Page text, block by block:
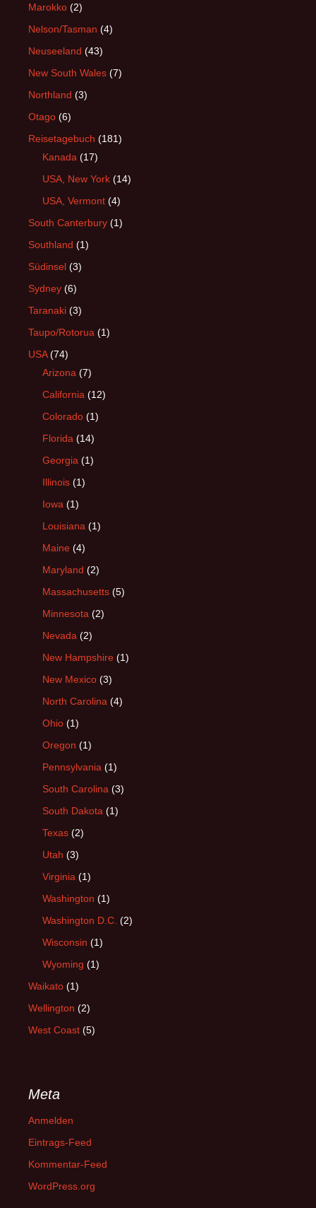
Marokko (2)
Nelson/Tasman (4)
Neuseeland (43)
New South Wales (7)
Northland (3)
Otago (6)
Reisetagebuch (181)
Kanada (17)
USA, New York (14)
USA, Vermont (4)
South Canterbury (1)
Southland (1)
Südinsel (3)
Sydney (6)
Taranaki (3)
Taupo/Rotorua (1)
USA(74)
Arizona (7)
California (12)
Colorado (1)
Florida (14)
Georgia (1)
Illinois (1)
Iowa (1)
Louisiana (1)
Maine (4)
Maryland (2)
Massachusetts (5)
Minnesota (2)
Nevada (2)
New Hampshire (1)
New Mexico (3)
North Carolina (4)
Ohio (1)
Oregon (1)
Pennsylvania (1)
South Carolina (3)
South Dakota (1)
Texas (2)
Utah (3)
Virginia (1)
Washington (1)
Washington D.C. (2)
Wisconsin (1)
Wyoming (1)
Waikato (1)
Wellington (2)
West Coast (5)
Meta
Anmelden
Eintrags-Feed
Kommentar-Feed
WordPress.org